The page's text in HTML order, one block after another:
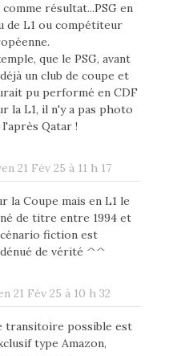
résultat...PSG en
de L1 ou compétiteur
que le PSG, avant
un club de coupe et
pu performé en CDF
la L1, il n'y a pas photo
Qatar !
21 Fév 25 à 11 h 17
la Coupe mais en L1 le
de titre entre 1994 et
fiction est
de vérité ^^
21 Fév 25 à 10 h 32
transitoire possible est
type Amazon,